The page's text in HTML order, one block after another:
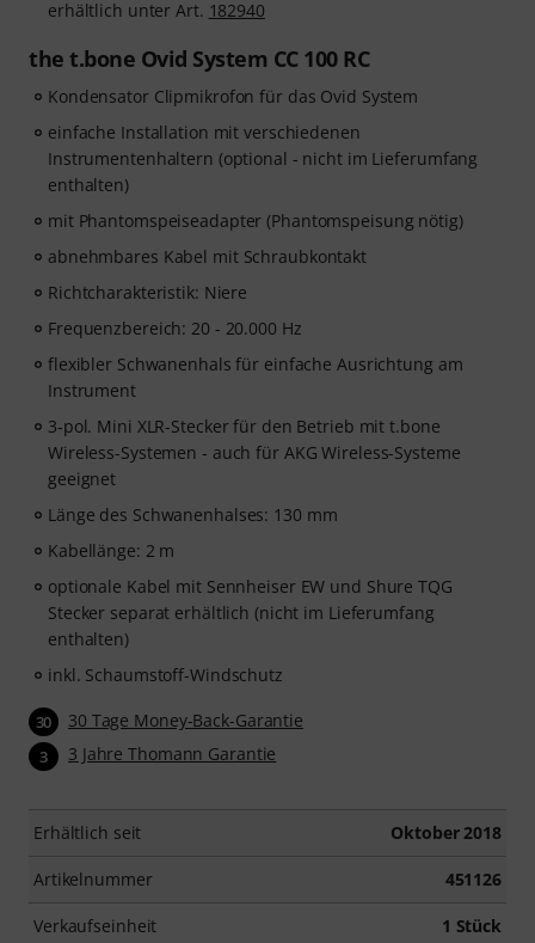
erhältlich unter Art. 182940
the t.bone Ovid System CC 100 RC
Kondensator Clipmikrofon für das Ovid System
einfache Installation mit verschiedenen
Instrumentenhaltern (optional - nicht im Lieferumfang
enthalten)
mit Phantomspeiseadapter (Phantomspeisung nötig)
abnehmbares Kabel mit Schraubkontakt
Richtcharakteristik: Niere
Frequenzbereich: 20 - 20.000 Hz
flexibler Schwanenhals für einfache Ausrichtung am
Instrument
3-pol. Mini XLR-Stecker für den Betrieb mit t.bone
Wireless-Systemen - auch für AKG Wireless-Systeme
geeignet
Länge des Schwanenhalses: 130 mm
Kabellänge: 2 m
optionale Kabel mit Sennheiser EW und Shure TQG
Stecker separat erhältlich (nicht im Lieferumfang
enthalten)
inkl. Schaumstoff-Windschutz
30 30 Tage Money-Back-Garantie
3 3 Jahre Thomann Garantie
Erhältlich seit Oktober 2018
Artikelnummer 451126
Verkaufseinheit 1 Stück